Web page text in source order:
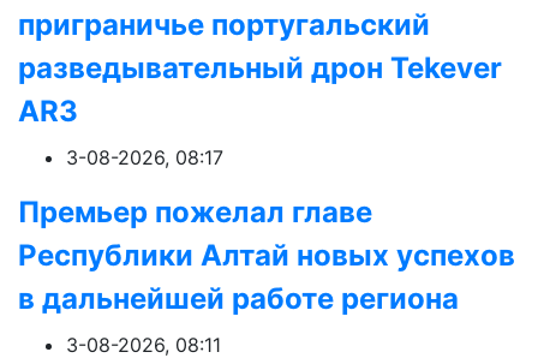
приграничье португальский
разведывательный дрон Tekever
AR3
3-08-2026, 08:17
Премьер пожелал главе
Республики Алтай новых успехов
в дальнейшей работе региона
3-08-2026, 08:11